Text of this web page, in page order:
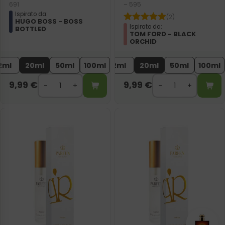
691
Ispirato da:
HUGO BOSS - BOSS
BOTTLED
20ml 50ml 100ml
9,99 €
– 595
(2)
Ispirato da:
TOM FORD - BLACK
ORCHID
2ml 20ml 50ml 100ml
9,99 €